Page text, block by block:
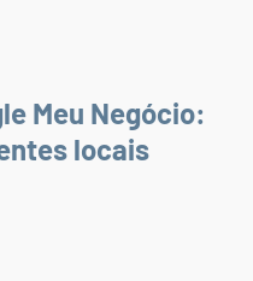
Meu Negócio:
locais